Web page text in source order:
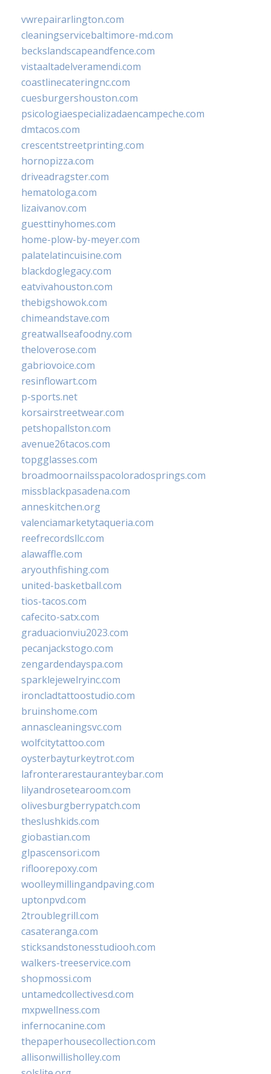
vwrepairarlington.com
cleaningservicebaltimore-md.com
beckslandscapeandfence.com
vistaaltadelveramendi.com
coastlinecateringnc.com
cuesburgershouston.com
psicologiaespecializadaencampeche.com
dmtacos.com
crescentstreetprinting.com
hornopizza.com
driveadragster.com
hematologa.com
lizaivanov.com
guesttinyhomes.com
home-plow-by-meyer.com
palatelatincuisine.com
blackdoglegacy.com
eatvivahouston.com
thebigshowok.com
chimeandstave.com
greatwallseafoodny.com
theloverose.com
gabriovoice.com
resinflowart.com
p-sports.net
korsairstreetwear.com
petshopallston.com
avenue26tacos.com
topgglasses.com
broadmoornailsspacoloradosprings.com
missblackpasadena.com
anneskitchen.org
valenciamarketytaqueria.com
reefrecordsllc.com
alawaffle.com
aryouthfishing.com
united-basketball.com
tios-tacos.com
cafecito-satx.com
graduacionviu2023.com
pecanjackstogo.com
zengardendayspa.com
sparklejewelryinc.com
ironcladtattoostudio.com
bruinshome.com
annascleaningsvc.com
wolfcitytattoo.com
oysterbayturkeytrot.com
lafronterarestauranteybar.com
lilyandrosetearoom.com
olivesburgberrypatch.com
theslushkids.com
giobastian.com
glpascensori.com
rifloorepoxy.com
woolleymillingandpaving.com
uptonpvd.com
2troublegrill.com
casateranga.com
sticksandstonesstudiooh.com
walkers-treeservice.com
shopmossi.com
untamedcollectivesd.com
mxpwellness.com
infernocanine.com
thepaperhousecollection.com
allisonwillisholley.com